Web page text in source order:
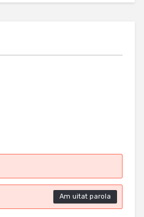
Am uitat parola